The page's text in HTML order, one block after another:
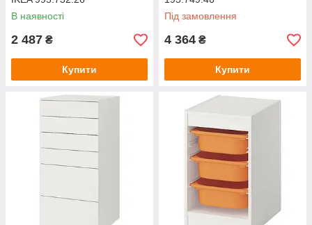
В наявності
2 487 ₴
Купити
Під замовлення
4 364 ₴
Купити